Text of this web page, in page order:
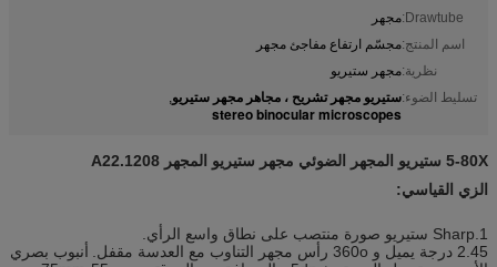
Drawtube: مجهر
اسم المنتج:مجسّم ارتفاع مفاجئ مجهر
نظرية:مجهر ستيريو
تسليط الضوء:ستيريو مجهر تشريح ، مجاهر مجهر ستيريو,
stereo binocular microscopes
5-80X ستيريو المجهر الضوئي مجهر ستيريو المجهر A22.1208
الزي القياسي:
1.Sharp ستيريو صورة منتصب على نطاق واسع الرأي.
2.45 درجة يميل و 360o رأس مجهر التناوب مع العدسة مقفل.
أنبوب بصري